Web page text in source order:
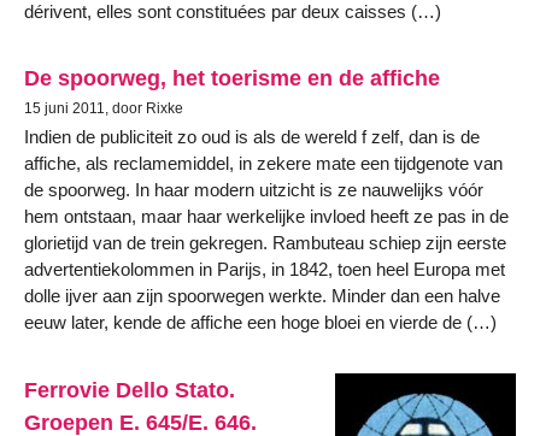
dérivent, elles sont constituées par deux caisses (…)
De spoorweg, het toerisme en de affiche
15 juni 2011, door Rixke
Indien de publiciteit zo oud is als de wereld f zelf, dan is de
affiche, als reclamemiddel, in zekere mate een tijdgenote van
de spoorweg. In haar modern uitzicht is ze nauwelijks vóór
hem ontstaan, maar haar werkelijke invloed heeft ze pas in de
glorietijd van de trein gekregen. Rambuteau schiep zijn eerste
advertentiekolommen in Parijs, in 1842, toen heel Europa met
dolle ijver aan zijn spoorwegen werkte. Minder dan een halve
eeuw later, kende de affiche een hoge bloei en vierde de (…)
Ferrovie Dello Stato.
Groepen E. 645/E. 646.